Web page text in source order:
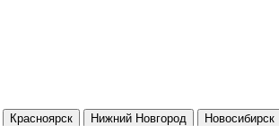
Красноярск Нижний Новгород Новосибирск